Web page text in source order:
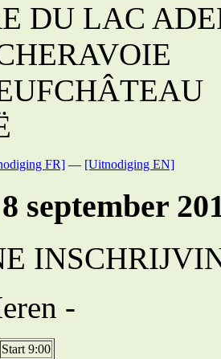
DU LAC
FR] — [Uitnodiging EN]
september
-
Start 9:00